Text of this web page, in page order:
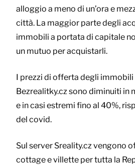
alloggio a meno di un’ora e
città. La maggior parte degli
immobili a portata di capitale
un mutuo per acquistarli.
I prezzi di offerta degli immobili
Bezrealitky.cz sono diminuiti in
e in casi estremi fino al 40%,
del covid.
Sul server Sreality.cz vengono
cottage e villette per tutta la